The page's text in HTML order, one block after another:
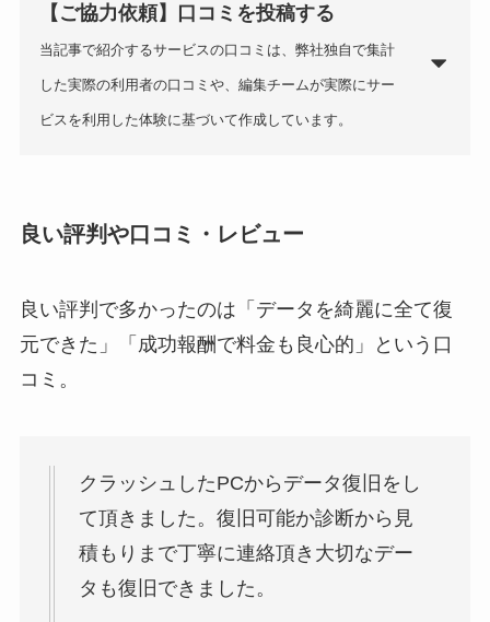
【ご協力依頼】口コミを投稿する
当記事で紹介するサービスの口コミは、弊社独自で集計
した実際の利用者の口コミや、編集チームが実際にサー
ビスを利用した体験に基づいて作成しています。
良い評判や口コミ・レビュー
良い評判で多かったのは「データを綺麗に全て復
元できた」「成功報酬で料金も良心的」という口
コミ。
クラッシュしたPCからデータ復旧をし
て頂きました。復旧可能か診断から見
積もりまで丁寧に連絡頂き大切なデー
タも復旧できました。